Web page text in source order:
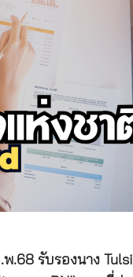
.68 รับรองนาง